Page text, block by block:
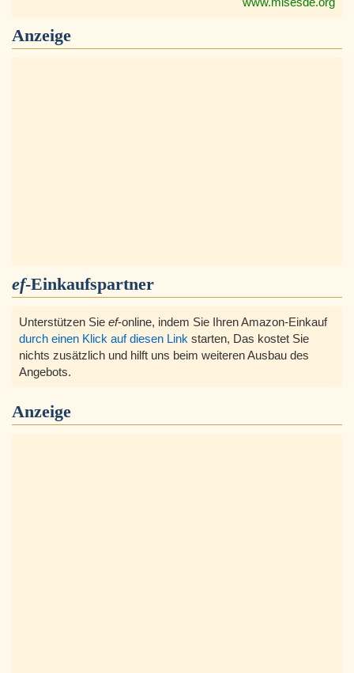
Anzeige
ef-Einkaufspartner
Unterstützen Sie ef-online, indem Sie Ihren Amazon-Einkauf
durch einen Klick auf diesen Link starten, Das kostet Sie
nichts zusätzlich und hilft uns beim weiteren Ausbau des
Angebots.
Anzeige